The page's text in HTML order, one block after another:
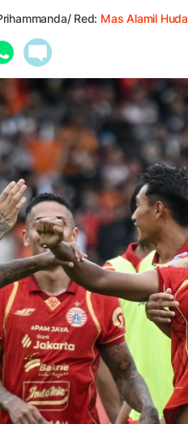
Red: Mas Alamil Huda